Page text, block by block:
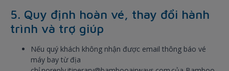
5. Quy định hoàn vé, thay đổi hành
trình và trợ giúp
Nếu quý khách không nhận được email thông báo vé
máy bay từ địa